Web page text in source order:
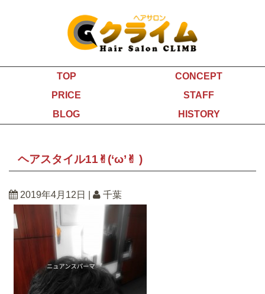
TOP
CONCEPT
PRICE
STAFF
BLOG
HISTORY
ヘアスタイル11✌︎(‘ω’✌︎ )
2019年4月12日 千葉